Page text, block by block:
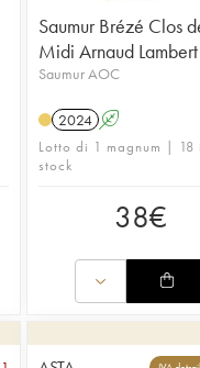
Saumur Brézé Clos
Midi Arnaud Lambert
Saumur AOC
2024 A
Lotto di 1 magnum | 18
stock
38€